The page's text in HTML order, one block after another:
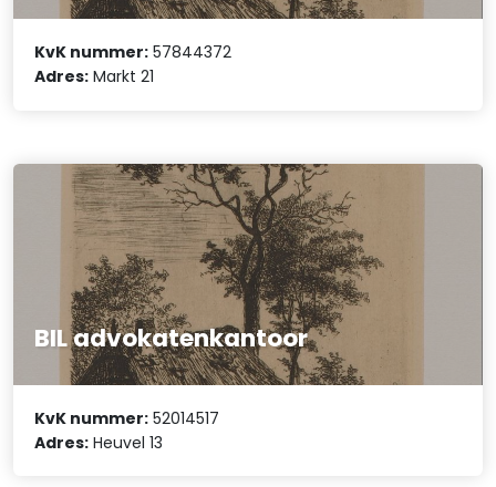
KvK nummer: 57844372
Adres: Markt 21
BIL advokatenkantoor
KvK nummer: 52014517
Adres: Heuvel 13